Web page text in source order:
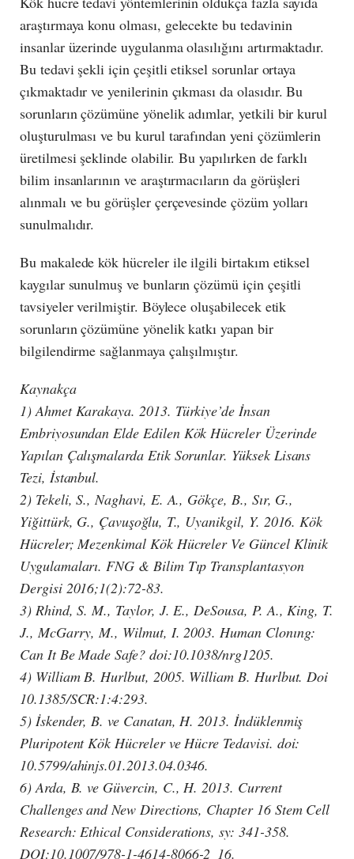
araştırmaya konu olması, gelecekte bu tedavinin
insanlar üzerinde uygulanma olasılığını artırmaktadır.
Bu tedavi şekli için çeşitli etiksel sorunlar ortaya
çıkmaktadır ve yenilerinin çıkması da olasıdır. Bu
sorunların çözümüne yönelik adımlar, yetkili bir kurul
oluşturulması ve bu kurul tarafından yeni çözümlerin
üretilmesi şeklinde olabilir. Bu yapılırken de farklı
bilim insanlarının ve araştırmacıların da görüşleri
alınmalı ve bu görüşler çerçevesinde çözüm yolları
sunulmalıdır.
Bu makalede kök hücreler ile ilgili birtakım etiksel
kaygılar sunulmuş ve bunların çözümü için çeşitli
tavsiyeler verilmiştir. Böylece oluşabilecek etik
sorunların çözümüne yönelik katkı yapan bir
bilgilendirme sağlanmaya çalışılmıştır.
Kaynakça
1) Ahmet Karakaya. 2013. Türkiye’de İnsan
Embriyosundan Elde Edilen Kök Hücreler Üzerinde
Yapılan Çalışmalarda Etik Sorunlar. Yüksek Lisans
Tezi, İstanbul.
2) Tekeli, S., Naghavi, E. A., Gökçe, B., Sır, G.,
Yiğittürk, G., Çavuşoğlu, T., Uyanikgil, Y. 2016. Kök
Hücreler; Mezenkimal Kök Hücreler Ve Güncel Klinik
Uygulamaları. FNG & Bilim Tıp Transplantasyon
Dergisi 2016;1(2):72-83.
3) Rhind, S. M., Taylor, J. E., DeSousa, P. A., King, T.
J., McGarry, M., Wilmut, I. 2003. Human Clonıng:
Can It Be Made Safe? doi:10.1038/nrg1205.
4) William B. Hurlbut, 2005. William B. Hurlbut. Doi
10.1385/SCR:1:4:293.
5) İskender, B. ve Canatan, H. 2013. İndüklenmiş
Pluripotent Kök Hücreler ve Hücre Tedavisi. doi:
10.5799/ahinjs.01.2013.04.0346.
6) Arda, B. ve Güvercin, C., H. 2013. Current
Challenges and New Directions, Chapter 16 Stem Cell
Research: Ethical Considerations, sy: 341-358.
DOI:10.1007/978-1-4614-8066-2_16.